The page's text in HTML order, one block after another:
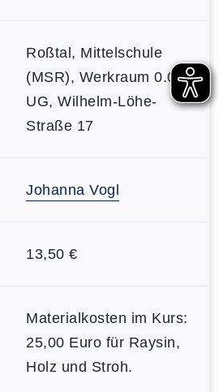
Roßtal, Mittelschule
(MSR), Werkraum 0.01,
UG, Wilhelm-Löhe-
Straße 17
Johanna Vogl
13,50 €
Materialkosten im Kurs:
25,00 Euro für Raysin,
Holz und Stroh.